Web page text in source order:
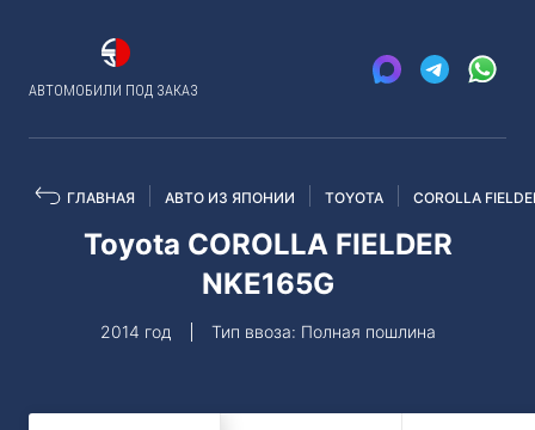
АВТОМОБИЛИ ПОД ЗАКАЗ
ГЛАВНАЯ АВТО ИЗ ЯПОНИИ TOYOTA COROLLA
Toyota COROLLA FIELDER
NKE165G
2014 год Тип ввоза: Полная пошлина